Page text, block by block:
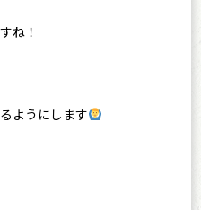
ね！
ようにします